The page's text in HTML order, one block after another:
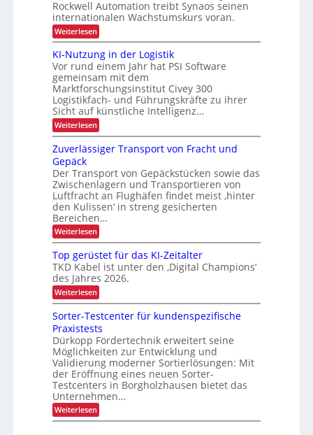
h
i
g
e
i
n
s
ä
t
z
e
e
l
d
u
n
g
e
r
u
n
g
d
a
n
k
A
i
m
t
e
D
I
x
m
a
t
i
i
e
r
t
e
s
P
a
l
e
t
e
n
m
a
n
a
g
e
m
e
n
t
Rockwell Automation treibt Synaos seinen
internationalen Wachstumskurs voran.
Weiterlesen:
A
s
b
a
u
d
e
r
U
S
A
r
ä
s
e
n
z
KI-Nutzung in der Logistik
Vor rund einem Jahr hat PSI Software
gemeinsam mit dem
Marktforschungsinstitut Civey 300
Logistikfach- und Führungskräfte zu ihrer
Sicht auf künstliche Intelligenz…
Weiterlesen:
K
I
-
u
t
z
u
n
g
i
n
d
e
r
L
o
g
s
t
i
k
Zuverlässiger Transport von Fracht und
Gepäck
Der Transport von Gepäckstücken sowie das
Zwischenlagern und Transportieren von
Luftfracht an Flughäfen findet meist ‚hinter
den Kulissen‘ in streng gesicherten
Bereichen…
Weiterlesen:
Z
u
v
e
r
l
ä
s
i
g
e
r
T
r
a
n
s
p
Top gerüstet für das KI-Zeitalter
TKD Kabel ist unter den ‚Digital Champions‘
des Jahres 2026.
Weiterlesen:
T
p
g
e
r
ü
s
t
e
t
f
ü
Sorter-Testcenter für kundenspezifische
Praxistests
Dürkopp Fördertechnik erweitert seine
Möglichkeiten zur Entwicklung und
Validierung moderner Sortierlösungen: Mit
der Eröffnung eines neuen Sorter-
Testcenters in Borgholzhausen bietet das
Unternehmen…
Weiterlesen:
S